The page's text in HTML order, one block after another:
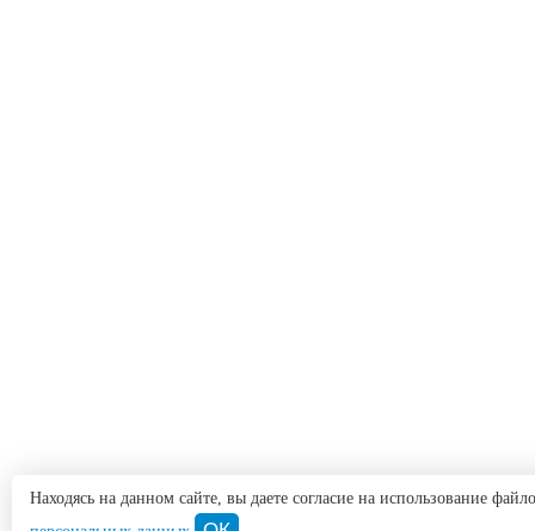
Находясь на данном сайте, вы даете согласие на использование